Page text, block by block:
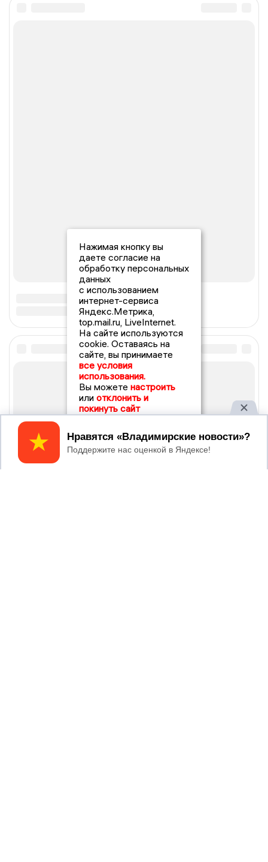
Нажимая кнопку вы
даете согласие на
обработку персональных
данных
с использованием
интернет-сервиса
Яндекс.Метрика,
top.mail.ru, LiveInternet.
На сайте используются
cookie. Оставаясь на
сайте, вы принимаете
все условия
использования.
Вы можете настроить
или отклонить и
покинуть сайт
Принять